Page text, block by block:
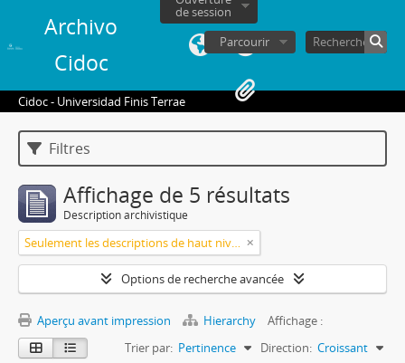
Archivo
Cidoc
de session
Parcourir
Cidoc - Universidad Finis Terrae
Filtres
Affichage de 5 résultats
Description archivistique
Seulement les descriptions de haut niveau
Options de recherche avancée
Aperçu avant impression Hierarchy
Affichage :
Trier par: Pertinence Direction: Croissant